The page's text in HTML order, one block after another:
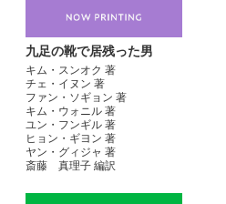
九足の靴で居残った男
キム・スンオク 著
チェ・イヌン 著
ファン・ソギョン 著
キム・ウォニル 著
ユン・フンギル 著
ヒョン・ギヨン 著
ヤン・グィジャ 著
斎藤 真理子 編訳